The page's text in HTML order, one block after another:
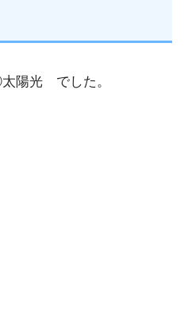
陽光 でした。